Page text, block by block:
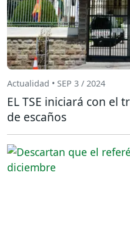
Actualidad • SEP 3 / 2024
EL TSE iniciará con el
de escaños